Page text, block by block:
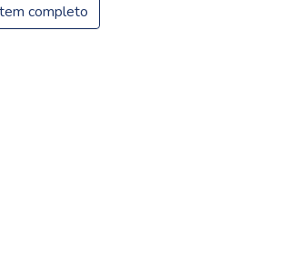
completo